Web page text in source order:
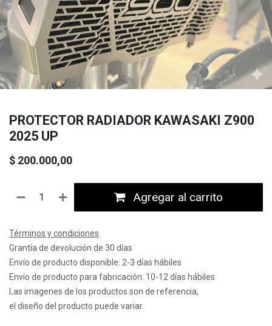
PROTECTOR RADIADOR KAWASAKI Z900
2025 UP
$ 200.000,00
Agregar al carrito
Términos y condiciones
Grantía de devolución de 30 días
Envío de producto disponible: 2-3 días hábiles
Envío de producto para fabricación: 10-12 días hábiles
Las imagenes de los productos son de referencia,
el diseño del producto puede variar.